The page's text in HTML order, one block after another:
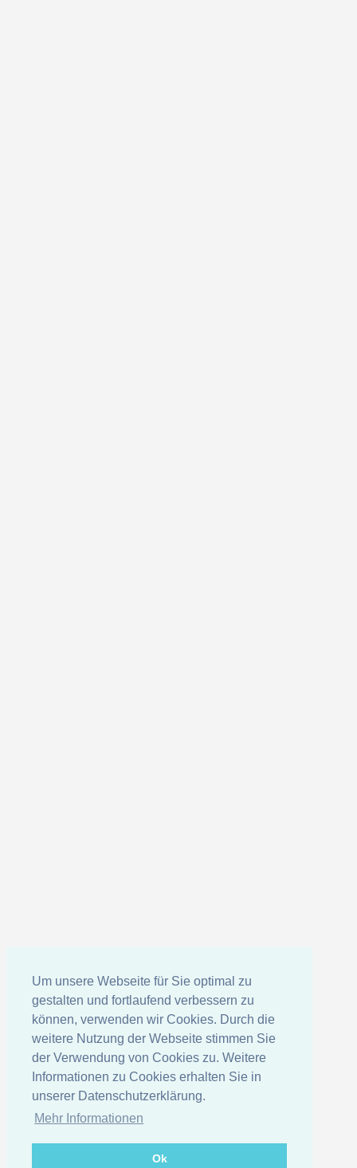
Um unsere Webseite für Sie optimal zu
gestalten und fortlaufend verbessern zu
können, verwenden wir Cookies. Durch die
weitere Nutzung der Webseite stimmen Sie
der Verwendung von Cookies zu. Weitere
Informationen zu Cookies erhalten Sie in
unserer Datenschutzerklärung.
Mehr Informationen
Ok